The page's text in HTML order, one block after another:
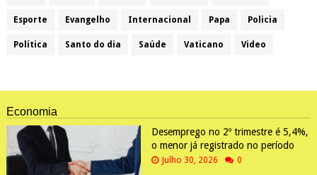
Esporte Evangelho Internacional Papa Policia
Política Santo do dia Saúde Vaticano Video
Economia
Desemprego no 2º trimestre é 5,4%,
o menor já registrado no período
Julho 30, 2026 0